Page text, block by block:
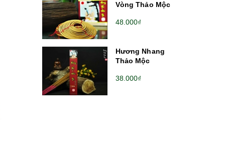
Vòng Thảo Mộc
48.000₫
Hương Nhang
Thảo Mộc
38.000₫